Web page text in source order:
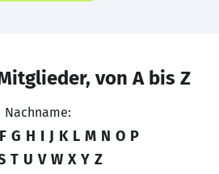
von A bis Z
Nachname:
F G H I J K L M N O P
T U V W X Y Z